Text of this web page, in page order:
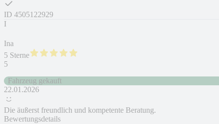
ID 4505122929
I
Ina
5 Sterne
5
Fahrzeug gekauft
22.01.2026
Die äußerst freundlich und kompetente Beratung.
Bewertungsdetails